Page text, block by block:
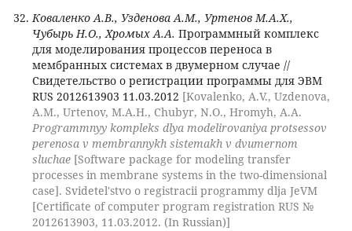
Коваленко А.В., Узденова А.М., Уртенов М.А.Х.,
Чубырь Н.О., Хромых А.А. Программный комплекс
для моделирования процессов переноса в
мембранных системах в двумерном случае //
Свидетельство о регистрации программы для ЭВМ
RUS 2012613903 11.03.2012 [Kovalenko, A.V., Uzdenova,
A.M., Urtenov, M.A.H., Chubyr, N.O., Hromyh, A.A.
Programmnyy kompleks dlya modelirovaniya protsessov
perenosa v membrannykh sistemakh v dvumernom
sluchae[Software package for modeling transfer
processes in membrane systems in the two-dimensional
case]. Svidetel'stvo o registracii programmy dlja JeVM
[Certificate of computer program registration RUS №
2012613903, 11.03.2012. (In Russian)]